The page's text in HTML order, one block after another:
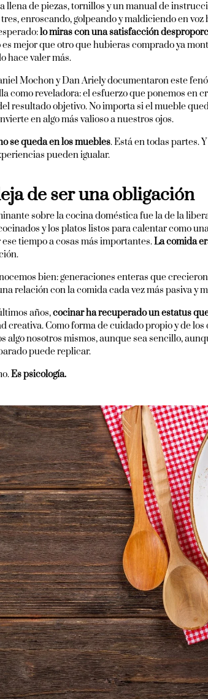
llena de piezas, tornillos y un manual de
enroscando, golpeando y maldiciendo en
lo miras con una satisfacción
mejor que otro que hubieras comprado ya
hace valer más.
Mochon y Dan Ariely documentaron este
como reveladora: el esfuerzo que ponemos en
resultado objetivo. No importa si el mueble
en algo más valioso a nuestros ojos.
se queda en los muebles. Está en todas partes.
pueden igualar.
de ser una obligación
sobre la cocina doméstica fue la de la
y los platos listos para calentar como
tiempo a cosas más importantes.La comida
bien: generaciones enteras que
relación con la comida cada vez más pasiva y
años,cocinar ha recuperado un estatus
creativa. Como forma de cuidado propio y de
algo nosotros mismos, aunque sea sencillo,
puede replicar.
Es psicología.